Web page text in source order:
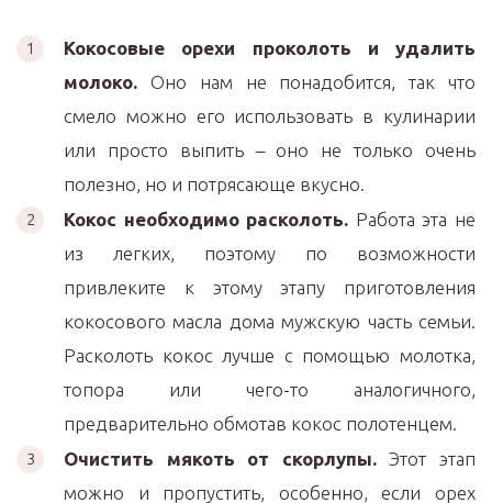
Кокосовые орехи проколоть и удалить
молоко. Оно нам не понадобится, так что
смело можно его использовать в кулинарии
или просто выпить – оно не только очень
полезно, но и потрясающе вкусно.
Кокос необходимо расколоть. Работа эта не
из легких, поэтому по возможности
привлеките к этому этапу приготовления
кокосового масла дома мужскую часть семьи.
Расколоть кокос лучше с помощью молотка,
топора или чего-то аналогичного,
предварительно обмотав кокос полотенцем.
Очистить мякоть от скорлупы.Этот этап
можно и пропустить, особенно, если орех